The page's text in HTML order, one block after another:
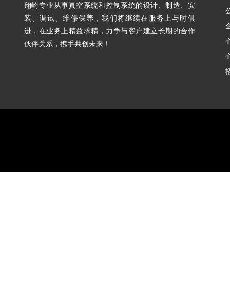
翔崎专业从事真空系统和控制系统的设计、制造、安
装、调试、维修保养，我们将继续在服务上与时俱
进，在业务上精益求精，力争与客户建立长期的合作
伙伴关系，携手共创未来！